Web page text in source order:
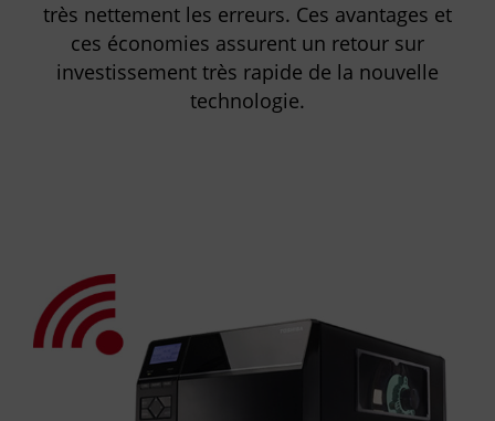
très nettement les erreurs. Ces avantages et
ces économies assurent un retour sur
investissement très rapide de la nouvelle
technologie.